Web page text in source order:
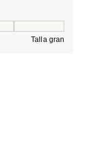
Talla gran